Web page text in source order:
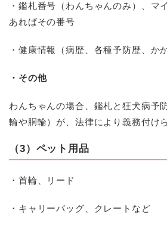
・鑑札番号（わんちゃんのみ）、マ
あればその番号
・健康情報（病歴、各種予防歴、か
・その他
わんちゃんの場合、鑑札と狂犬病予
輪や胴輪）が、法律により義務付け
（3） ペット用品
・首輪、リード
・キャリーバッグ、クレートなど